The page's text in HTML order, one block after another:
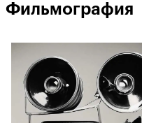
Фильмография